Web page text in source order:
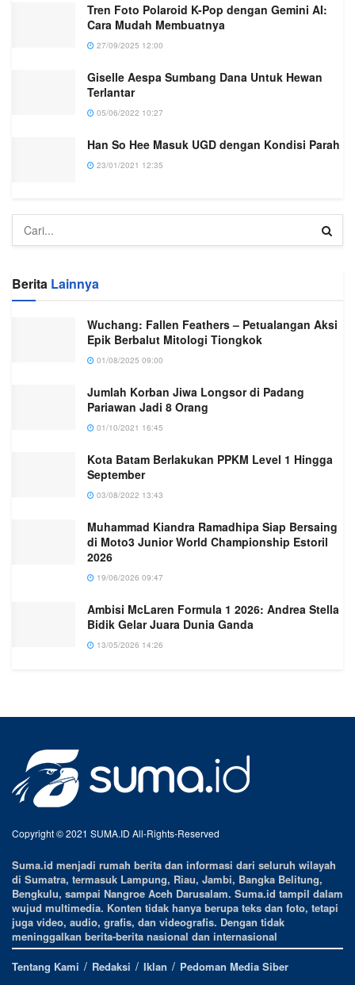
Tren Foto Polaroid K-Pop dengan Gemini AI:
Cara Mudah Membuatnya
27/09/2025 12:00
Giselle Aespa Sumbang Dana Untuk Hewan
Terlantar
05/06/2022 10:27
Han So Hee Masuk UGD dengan Kondisi Parah
23/01/2021 12:35
Berita Lainnya
Wuchang: Fallen Feathers – Petualangan Aksi
Epik Berbalut Mitologi Tiongkok
01/08/2025 09:00
Jumlah Korban Jiwa Longsor di Padang
Pariawan Jadi 8 Orang
01/10/2021 16:45
Kota Batam Berlakukan PPKM Level 1 Hingga
September
03/08/2022 13:43
Muhammad Kiandra Ramadhipa Siap Bersaing
di Moto3 Junior World Championship Estoril
2026
19/06/2026 09:47
Ambisi McLaren Formula 1 2026: Andrea Stella
Bidik Gelar Juara Dunia Ganda
13/05/2026 14:26
Copyright © 2021 SUMA.ID All-Rights-Reserved
Suma.id menjadi rumah berita dan informasi dari seluruh wilayah
di Sumatra, termasuk Lampung, Riau, Jambi, Bangka Belitung,
Bengkulu, sampai Nangroe Aceh Darusalam. Suma.id tampil dalam
wujud multimedia. Konten tidak hanya berupa teks dan foto, tetapi
juga video, audio, grafis, dan videografis. Dengan tidak
meninggalkan berita-berita nasional dan internasional
Tentang Kami
Redaksi Iklan Pedoman Media Siber